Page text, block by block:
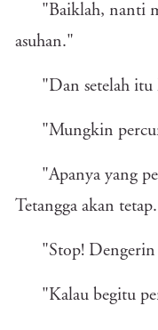
"Baiklah, nanti
asuhan."
"Dan setelah
"Mungkin
"Apanya yang
Tetangga akan
"Stop!
"Kalau begitu